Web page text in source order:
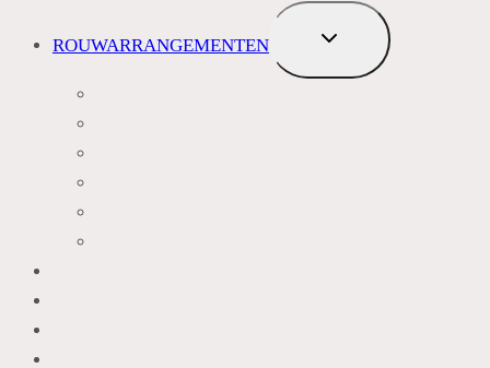
ROUWARRANGEMENTEN
TOGGLE
SUBMENU